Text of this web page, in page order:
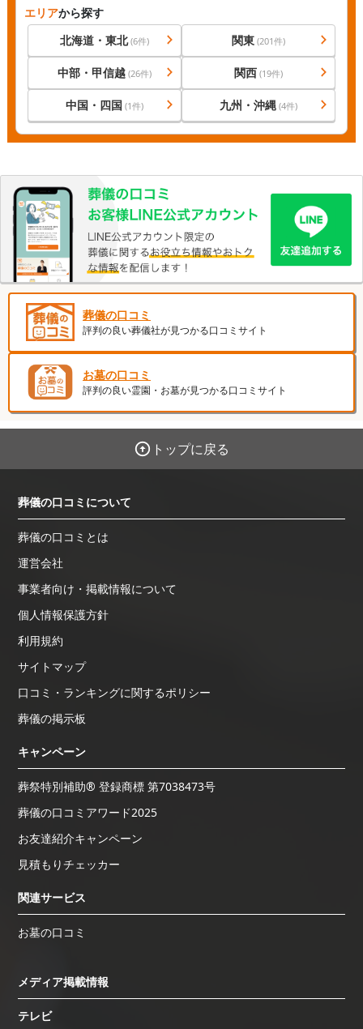
エリアから探す
北海道・東北(6件) 関東 (201件)
中部・甲信越 (26件) 関西 (19件)
中国・四国 (1件) 九州・沖縄 (4件)
葬儀の口コミ
評判の良い葬儀社が見つかる口コミサイト
お墓の口コミ
評判の良い霊園・お墓が見つかる口コミサイト
トップに戻る
葬儀の口コミについて
葬儀の口コミとは
運営会社
事業者向け・掲載情報について
個人情報保護方針
利用規約
サイトマップ
口コミ・ランキングに関するポリシー
葬儀の掲示板
キャンペーン
葬祭特別補助® 登録商標 第7038473号
葬儀の口コミアワード2025
お友達紹介キャンペーン
見積もりチェッカー
関連サービス
お墓の口コミ
メディア掲載情報
テレビ